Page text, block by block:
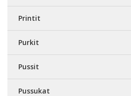
Printit
Purkit
Pussit
Pussukat